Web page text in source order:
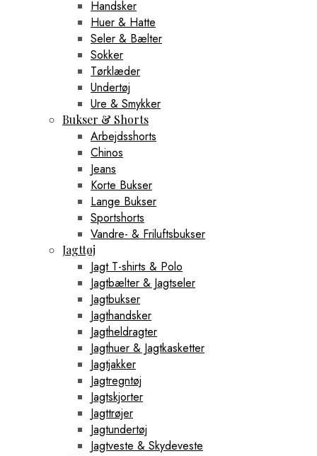
Handsker
Huer & Hatte
Seler & Bælter
Sokker
Tørklæder
Undertøj
Ure & Smykker
Bukser & Shorts
Arbejdsshorts
Chinos
Jeans
Korte Bukser
Lange Bukser
Sportshorts
Vandre- & Friluftsbukser
Jagttøj
Jagt T-shirts & Polo
Jagtbælter & Jagtseler
Jagtbukser
Jagthandsker
Jagtheldragter
Jagthuer & Jagtkasketter
Jagtjakker
Jagtregntøj
Jagtskjorter
Jagttrøjer
Jagtundertøj
Jagtveste & Skydeveste